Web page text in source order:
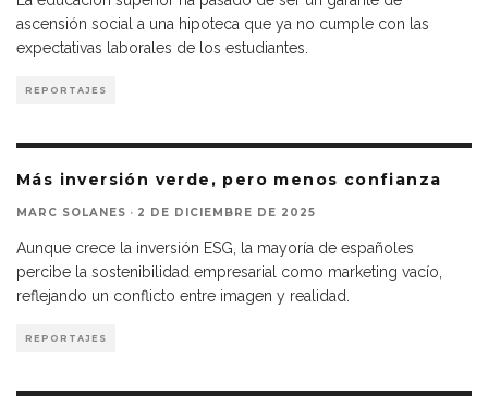
ascensión social a una hipoteca que ya no cumple con las
expectativas laborales de los estudiantes.
REPORTAJES
Más inversión verde, pero menos confianza
MARC SOLANES · 2 DE DICIEMBRE DE 2025
Aunque crece la inversión ESG, la mayoría de españoles
percibe la sostenibilidad empresarial como marketing vacío,
reflejando un conflicto entre imagen y realidad.
REPORTAJES